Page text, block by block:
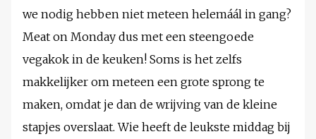
we nodig hebben niet meteen helemáál in gang?
Meat on Monday dus met een steengoede
vegakok in de keuken! Soms is het zelfs
makkelijker om meteen een grote sprong te
maken, omdat je dan de wrijving van de kleine
stapjes overslaat. Wie heeft de leukste middag bij